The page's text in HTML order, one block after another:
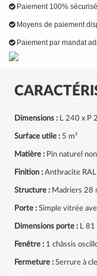
Dimensions : L 240 x P
Surface utile : 5 m²
Matière : Pin naturel
Finition : Anthracite
Structure : Madriers 28
Porte : Simple vitrée
Dimensions porte : L 81
Fenêtre : 1 châssis
Fermeture : Serrure à
Paiement 100% sécurisé
Moyens de paiement
Paiement par mandat